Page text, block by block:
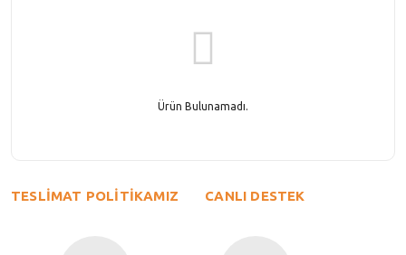
Ürün Bulunamadı.
TESLİMAT POLİTİKAMIZ CANLI DESTEK